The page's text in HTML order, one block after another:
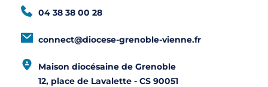
04 38 38 00 28
connect@diocese-grenoble-vienne.fr
Maison diocésaine de Grenoble
12, place de Lavalette - CS 90051